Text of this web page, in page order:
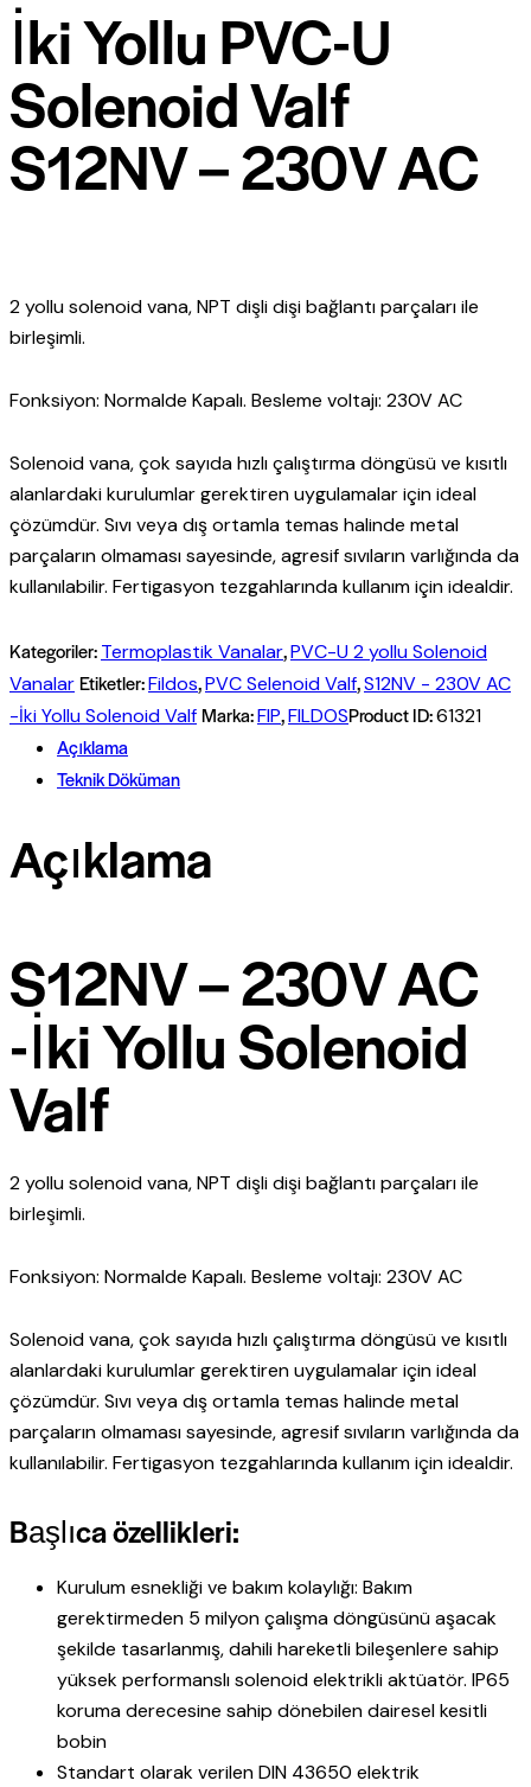
İki Yollu PVC-U
Solenoid Valf
S12NV – 230V AC
2 yollu solenoid vana, NPT dişli dişi bağlantı parçaları ile
birleşimli.
Fonksiyon: Normalde Kapalı. Besleme voltajı: 230V AC
Solenoid vana, çok sayıda hızlı çalıştırma döngüsü ve kısıtlı
alanlardaki kurulumlar gerektiren uygulamalar için ideal
çözümdür. Sıvı veya dış ortamla temas halinde metal
parçaların olmaması sayesinde, agresif sıvıların varlığında da
kullanılabilir. Fertigasyon tezgahlarında kullanım için idealdir.
Kategoriler:Termoplastik Vanalar,PVC-U 2 yollu Solenoid
VanalarEtiketler:Fildos,PVC Selenoid Valf,S12NV - 230V AC
-İki Yollu Solenoid ValfMarka:FIP,FILDOSProduct ID:61321
Açıklama
Teknik Döküman
Açıklama
S12NV – 230V AC
-İki Yollu Solenoid
Valf
2 yollu solenoid vana, NPT dişli dişi bağlantı parçaları ile
birleşimli.
Fonksiyon: Normalde Kapalı. Besleme voltajı: 230V AC
Solenoid vana, çok sayıda hızlı çalıştırma döngüsü ve kısıtlı
alanlardaki kurulumlar gerektiren uygulamalar için ideal
çözümdür. Sıvı veya dış ortamla temas halinde metal
parçaların olmaması sayesinde, agresif sıvıların varlığında da
kullanılabilir. Fertigasyon tezgahlarında kullanım için idealdir.
Başlıca özellikleri:
Kurulum esnekliği ve bakım kolaylığı: Bakım
gerektirmeden 5 milyon çalışma döngüsünü aşacak
şekilde tasarlanmış, dahili hareketli bileşenlere sahip
yüksek performanslı solenoid elektrikli aktüatör. IP65
koruma derecesine sahip dönebilen dairesel kesitli
bobin
Standart olarak verilen DIN 43650 elektrik